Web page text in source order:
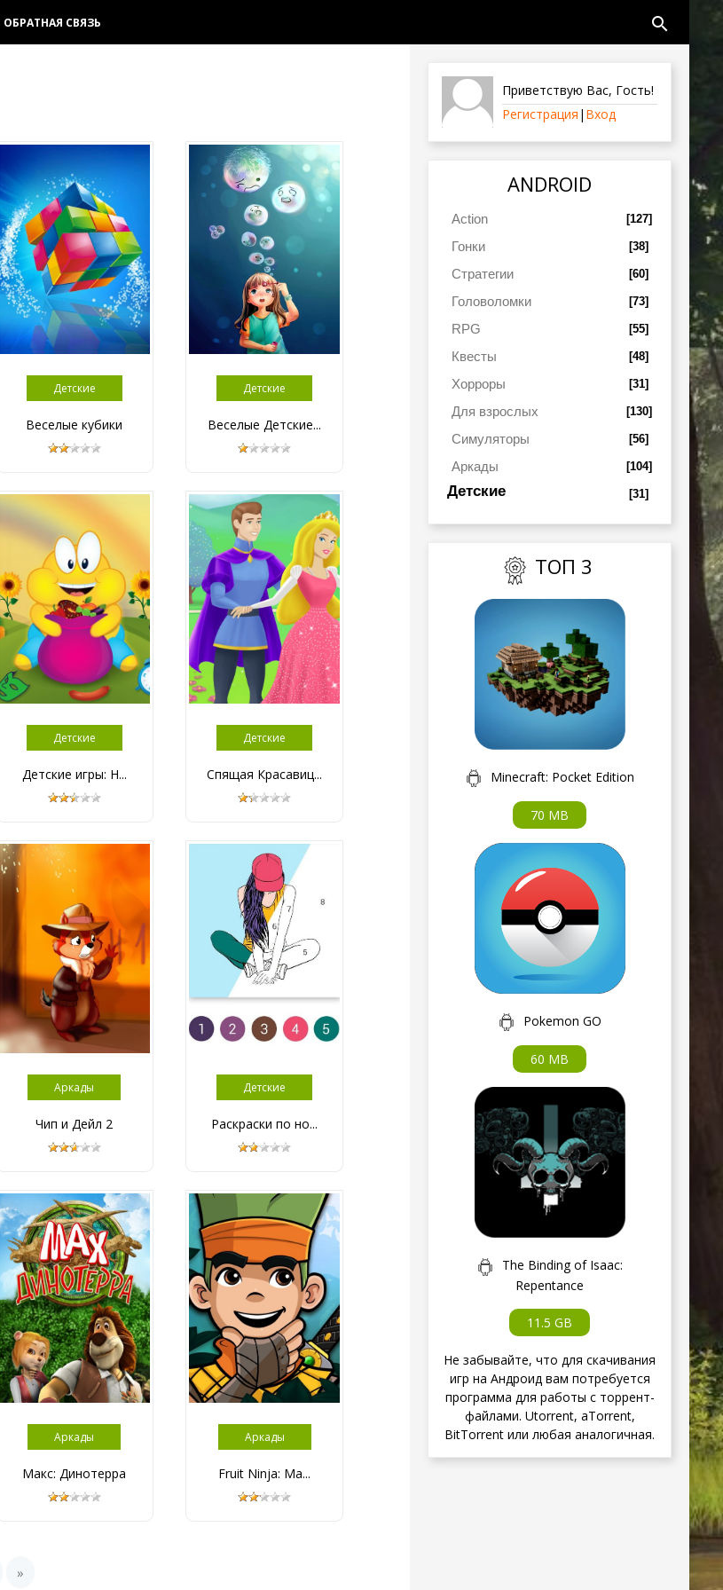
ОБРАТНАЯ СВЯЗЬ search
Детские
Веселые кубики
Детские
Веселые Детские...
Детские
Детские игры: Н...
Детские
Спящая Красавиц...
Аркады
Чип и Дейл 2
Детские
Раскраски по но...
Аркады
Макс: Динотерра
Аркады
Fruit Ninja: Ma...
»
Приветствую Вас, Гость!
Регистрация | Вход
ANDROID
Action [127]
Гонки [38]
Стратегии [60]
Головоломки [73]
RPG [55]
Квесты [48]
Хорроры [31]
Для взрослых [130]
Симуляторы [56]
Аркады [104]
Детские [31]
ТОП 3
Minecraft: Pocket Edition
70 MB
Pokemon GO
60 MB
The Binding of Isaac:
Repentance
11.5 GB
Не забывайте, что для скачивания
игр на Андроид вам потребуется
программа для работы с торрент-
файлами. Utorrent, aTorrent,
BitTorrent или любая аналогичная.